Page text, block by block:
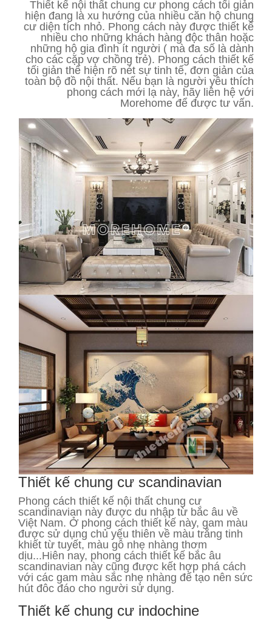
Thiết kế nội thất chung cư phong cách tối giản
hiện đang là xu hướng của nhiều căn hộ chung
cư diện tích nhỏ. Phong cách này được thiết kế
nhiều cho những khách hàng độc thân hoặc
những hộ gia đình ít người ( mà đa số là dành
cho các cặp vợ chồng trẻ). Phong cách thiết kế
tối giản thể hiện rõ nét sự tinh tế, đơn giản của
toàn bộ đồ nội thất. Nếu bạn là người yêu thích
phong cách mới lạ này, hãy liên hệ với
Morehome để được tư vấn.
Thiết kế chung cư scandinavian
Phong cách thiết kế nội thất chung cư
scandinavian này được du nhập từ bắc âu về
Việt Nam. Ở phong cách thiết kế này, gam màu
được sử dụng chủ yếu thiên về màu trắng tinh
khiết từ tuyết, màu gỗ nhẹ nhàng thơm
dịu...Hiên nay, phong cách thiết kế bắc âu
scandinavian này cũng được kết hợp phá cách
với các gam màu sắc nhẹ nhàng để tạo nên sức
hút đôc đáo cho người sử dụng.
Thiết kế chung cư indochine